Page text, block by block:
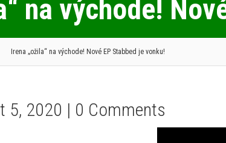
na východe!
Irena „ožila“ na východe! Nové EP Stabbed je vonku!
5, 2020 | 0 Comments